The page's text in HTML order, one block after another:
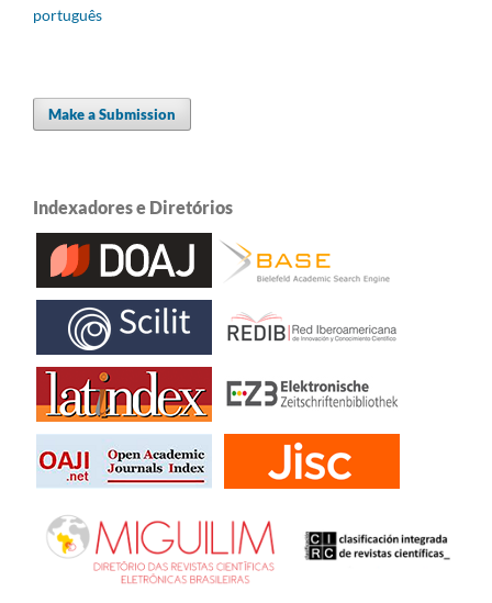
português
Make a Submission
Indexadores e Diretórios